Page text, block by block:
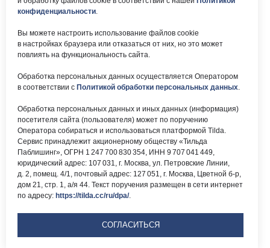
okc-
svao@svao.mos.ru
Об учреждении:
О ГБУ «ОКЦ СВАО»
Результаты НОК
Электронные ресурсы:
Национальная
Каталог Библиотек
электронная детская
библиотека
Версия для
слабовидящих
конфиденциальности.
Вы можете настроить использование файлов cookie
в настройках браузера или отказаться от них, но это может
повлиять на функциональность сайта.
Обработка персональных данных осуществляется Оператором
в соответствии с Политикой обработки персональных данных.
Обработка персональных данных и иных данных (информация)
посетителя сайта (пользователя) может по поручению
Оператора собираться и использоваться платформой Tilda.
Сервис принадлежит акционерному обществу «Тильда
Паблишинг», ОГРН 1 247 700 830 354, ИНН 9 707 041 449,
юридический адрес: 107 031, г. Москва, ул. Петровские Линии,
д. 2, помещ. 4/1, почтовый адрес: 127 051, г. Москва, Цветной б-р,
дом 21, стр. 1, а/я 44. Текст поручения размещен в сети интернет
по адресу: https://tilda.cc/ru/dpa/.
СОГЛАСИТЬСЯ